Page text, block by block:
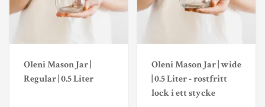
Oleni Mason Jar |
Regular | 0.5 Liter
Oleni Mason Jar | wide
| 0.5 Liter - rostfritt
lock i ett stycke